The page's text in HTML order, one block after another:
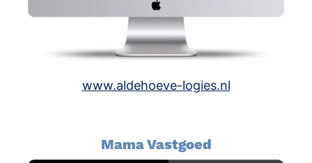
www.aldehoeve-logies.nl
Mama Vastgoed